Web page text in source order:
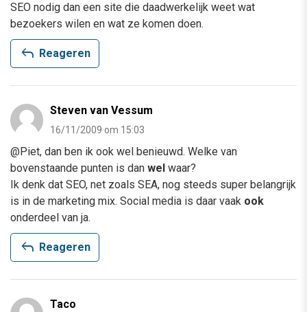
SEO nodig dan een site die daadwerkelijk weet wat
bezoekers wilen en wat ze komen doen.
reply Reageren
Steven van Vessum
16/11/2009 om 15:03
@Piet, dan ben ik ook wel benieuwd. Welke van
bovenstaande punten is dan wel waar?
Ik denk dat SEO, net zoals SEA, nog steeds super belangrijk
is in de marketing mix. Social media is daar vaak ook
onderdeel van ja.
reply Reageren
Taco